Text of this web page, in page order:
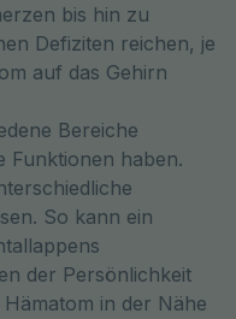
bis hin zu
Defiziten reichen, je
auf das Gehirn
Bereiche
Funktionen haben.
So kann ein
der Persönlichkeit
in der Nähe